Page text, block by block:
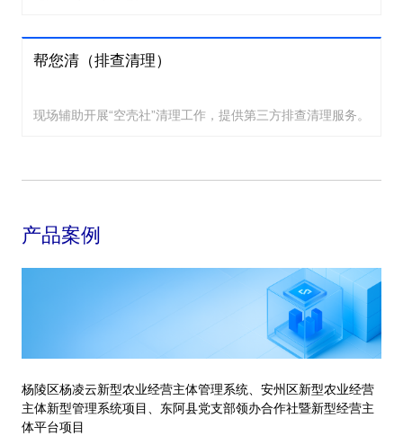
帮您清（排查清理）
现场辅助开展“空壳社”清理工作，提供第三方排查清理服务。
产品案例
杨陵区杨凌云新型农业经营主体管理系统、安州区新型农业经营
主体新型管理系统项目、东阿县党支部领办合作社暨新型经营主
体平台项目